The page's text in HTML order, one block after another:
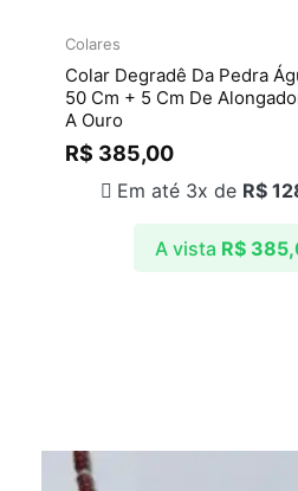
Colares
Colar Degradê Da Pedra
50 Cm + 5 Cm De
A Ouro
R$ 385,00
A vista R$
Em até 3x de R$